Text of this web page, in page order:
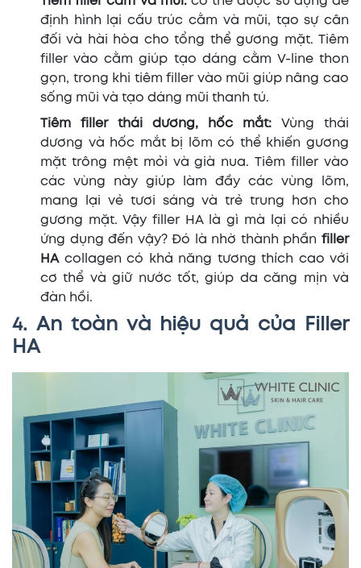
định hình lại cấu trúc cằm và mũi, tạo sự cân
đối và hài hòa cho tổng thể gương mặt. Tiêm
filler vào cằm giúp tạo dáng cằm V-line thon
gọn, trong khi tiêm filler vào mũi giúp nâng cao
sống mũi và tạo dáng mũi thanh tú.
Tiêm filler thái dương, hốc mắt: Vùng thái
dương và hốc mắt bị lõm có thể khiến gương
mặt trông mệt mỏi và già nua. Tiêm filler vào
các vùng này giúp làm đầy các vùng lõm,
mang lại vẻ tươi sáng và trẻ trung hơn cho
gương mặt. Vậy filler HA là gì mà lại có nhiều
ứng dụng đến vậy? Đó là nhờ thành phần filler
HA collagen có khả năng tương thích cao với
cơ thể và giữ nước tốt, giúp da căng mịn và
đàn hồi.
4. An toàn và hiệu quả của Filler
HA